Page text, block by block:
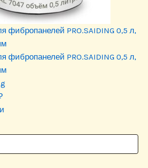
фибропанелей PRO.SAIDING 0,5 л,
фибропанелей PRO.SAIDING 0,5 л,